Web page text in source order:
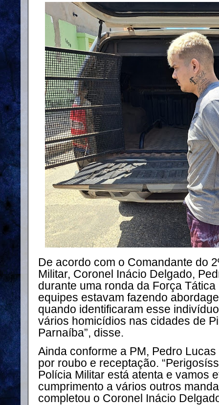
De acordo com o Comandante do
Militar, Coronel Inácio Delgado,
durante uma ronda da Força Tática
equipes estavam fazendo
quando identificaram esse
vários homicídios nas cidades de
Parnaíba”, disse.
Ainda conforme a PM, Pedro
por roubo e receptação.
Polícia Militar está atenta e vamos
cumprimento a vários outros
completou o Coronel Inácio